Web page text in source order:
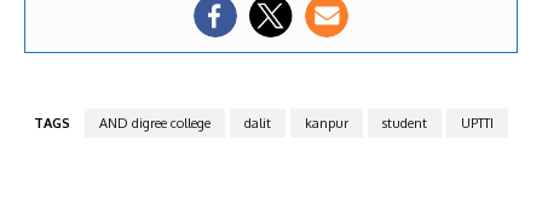
TAGS AND digree college dalit kanpur student UPTTI